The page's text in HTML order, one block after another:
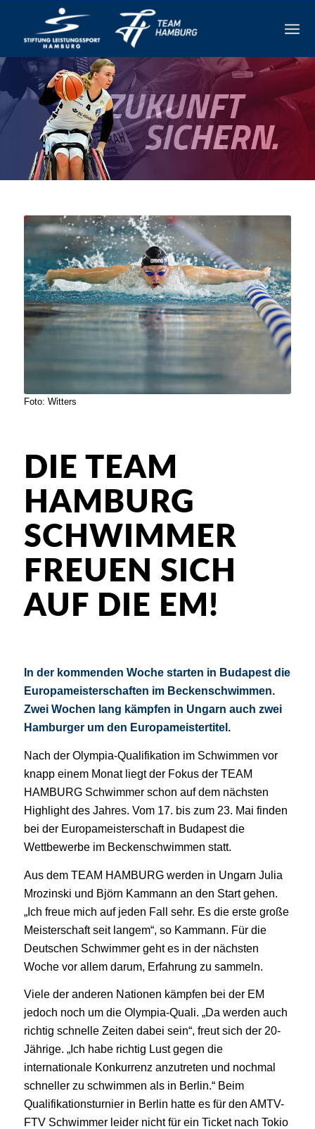
Foto: Witters
DIE TEAM
HAMBURG
SCHWIMMER
FREUEN SICH
AUF DIE EM!
In der kommenden Woche starten in Budapest die
Europameisterschaften im Beckenschwimmen.
Zwei Wochen lang kämpfen in Ungarn auch zwei
Hamburger um den Europameistertitel.
Nach der Olympia-Qualifikation im Schwimmen vor
knapp einem Monat liegt der Fokus der TEAM
HAMBURG Schwimmer schon auf dem nächsten
Highlight des Jahres. Vom 17. bis zum 23. Mai finden
bei der Europameisterschaft in Budapest die
Wettbewerbe im Beckenschwimmen statt.
Aus dem TEAM HAMBURG werden in Ungarn Julia
Mrozinski und Björn Kammann an den Start gehen.
„Ich freue mich auf jeden Fall sehr. Es die erste große
Meisterschaft seit langem“, so Kammann. Für die
Deutschen Schwimmer geht es in der nächsten
Woche vor allem darum, Erfahrung zu sammeln.
Viele der anderen Nationen kämpfen bei der EM
jedoch noch um die Olympia-Quali. „Da werden auch
richtig schnelle Zeiten dabei sein“, freut sich der 20-
Jährige. „Ich habe richtig Lust gegen die
internationale Konkurrenz anzutreten und nochmal
schneller zu schwimmen als in Berlin.“ Beim
Qualifikationsturnier in Berlin hatte es für den AMTV-
FTV Schwimmer leider nicht für ein Ticket nach Tokio